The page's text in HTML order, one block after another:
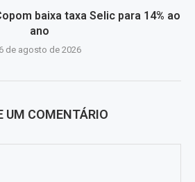
baixa taxa Selic para 14% ao
ano
6 de agosto de 2026
UM COMENTÁRIO